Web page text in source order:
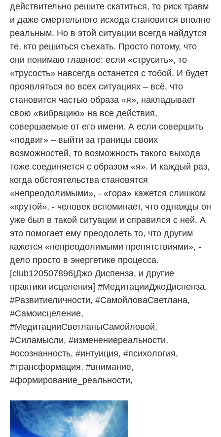
действительно решите скатиться, то риск травм
и даже смертельного исхода становится вполне
реальным. Но в этой ситуации всегда найдутся
те, кто решиться съехать. Просто потому, что
они понимаю главное: если «струсить», то
«трусость» навсегда останется с тобой. И будет
проявляться во всех ситуациях – всё, что
становится частью образа «я», накладывает
свою «вибрацию» на все действия,
совершаемые от его имени. А если совершить
«подвиг» – выйти за границы своих
возможностей, то возможность такого выхода
тоже соединяется с образом «я». И каждый раз,
когда обстоятельства становятся
«непреодолимыми», - «гора» кажется слишком
«крутой», - человек вспоминает, что однажды он
уже был в такой ситуации и справился с ней. А
это помогает ему преодолеть то, что другим
кажется «непреодолимыми препятствиями», -
дело просто в энергетике процесса.
[club120507896|Джо Диспенза, и другие
практики исцеления] #МедитацииДжоДиспенза,
#Развитиеличности, #СамойловаСветлана,
#Самоисцеление,
#МедитацииСветланыСамойловой,
#Силамысли, #изменениереальности,
#осознанность, #интуиция, #психология,
#трансформация, #внимание,
#формирование_реальности,